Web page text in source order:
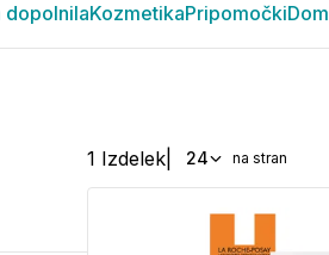
dopolnilaKozmetikaPripomočkiDom
1 Izdelek 24 na stran